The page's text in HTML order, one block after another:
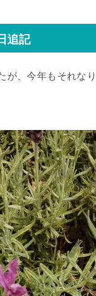
追記
が、今年もそれな